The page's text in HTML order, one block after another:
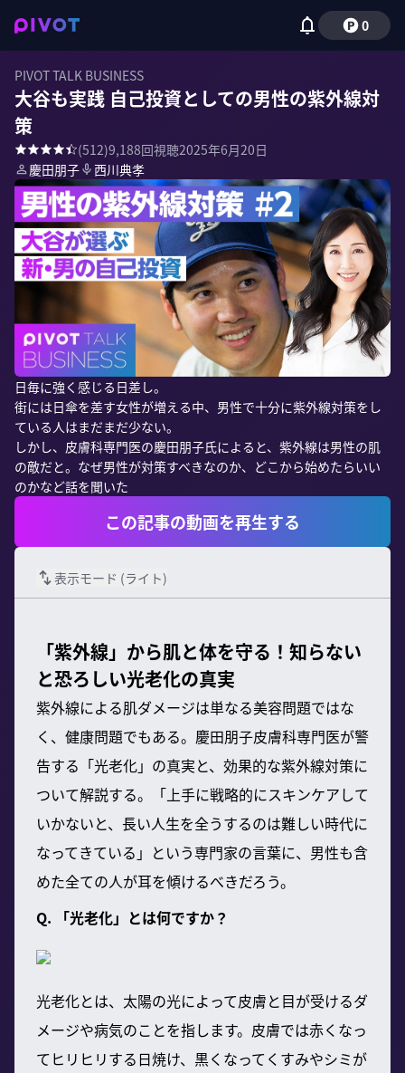
0
PIVOT TALK BUSINESS
大谷も実践 自己投資としての男性の紫外線対
策
(512)9,188回視聴2025年6月20日
慶田朋子
西川典孝
日毎に強く感じる日差し。
街には日傘を差す女性が増える中、男性で十分に紫外線対策をし
ている人はまだまだ少ない。
しかし、皮膚科専門医の慶田朋子氏によると、紫外線は男性の肌
の敵だと。なぜ男性が対策すべきなのか、どこから始めたらいい
のかなど話を聞いた
この記事の動画を再生する
表示モード (ライト)
「紫外線」から肌と体を守る！知らない
と恐ろしい光老化の真実
紫外線による肌ダメージは単なる美容問題ではな
く、健康問題でもある。慶田朋子皮膚科専門医が警
告する「光老化」の真実と、効果的な紫外線対策に
ついて解説する。「上手に戦略的にスキンケアして
いかないと、長い人生を全うするのは難しい時代に
なってきている」という専門家の言葉に、男性も含
めた全ての人が耳を傾けるべきだろう。
Q. 「光老化」とは何ですか？
光老化とは、太陽の光によって皮膚と目が受けるダ
メージや病気のことを指します。皮膚では赤くなっ
てヒリヒリする日焼け、黒くなってくすみやシミが